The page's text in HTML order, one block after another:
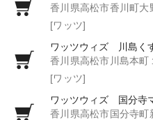
香川県高松市香川町大
[ワッツ]
ワッツウィズ 川島く
香川県高松市川島本町
[ワッツ]
ワッツウィズ 国分寺
香川県高松市国分寺町